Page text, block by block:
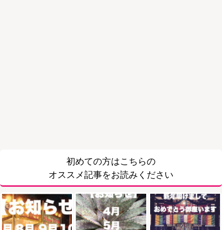
初めての方はこちらの
オススメ記事をお読みください